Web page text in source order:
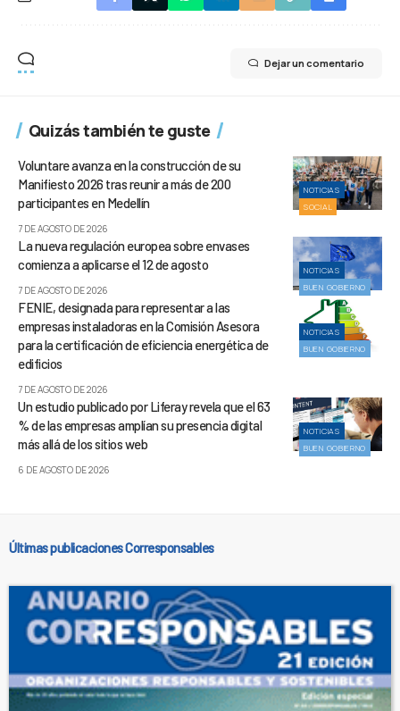
Dejar un comentario
Quizás también te guste
NOTICIAS
SOCIAL
Voluntare avanza en la construcción de su
Manifiesto 2026 tras reunir a más de 200
participantes en Medellín
7 DE AGOSTO DE 2026
NOTICIAS
BUEN GOBIERNO
La nueva regulación europea sobre envases
comienza a aplicarse el 12 de agosto
7 DE AGOSTO DE 2026
NOTICIAS
BUEN GOBIERNO
FENIE, designada para representar a las
empresas instaladoras en la Comisión Asesora
para la certificación de eficiencia energética de
edificios
7 DE AGOSTO DE 2026
NOTICIAS
BUEN GOBIERNO
Un estudio publicado por Liferay revela que el 63
% de las empresas amplían su presencia digital
más allá de los sitios web
6 DE AGOSTO DE 2026
Últimas publicaciones Corresponsables